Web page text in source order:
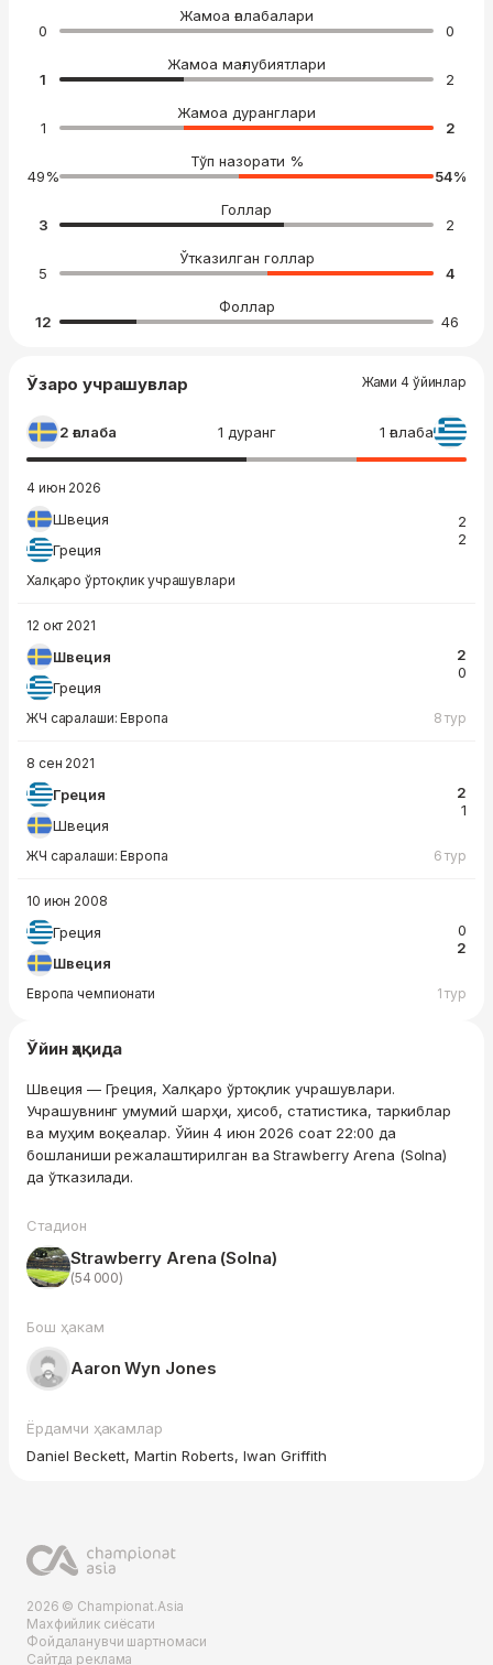
Жамоа ғалабалари
0
0
Жамоа мағлубиятлари
1
2
Жамоа дуранглари
1
2
Тўп назорати %
49% 54%
Голлар
3
2
Ўтказилган голлар
5
4
Фоллар
12
46
Ўзаро учрашувлар Жами 4 ўйинлар
2 ғалаба 1 дуранг 1 ғалаба
4 июн 2026
Швеция
Греция
2
2
Халқаро ўртоқлик учрашувлари
12 окт 2021
Швеция
Греция
2
0
ЖЧ саралаши: Европа 8 тур
8 сен 2021
Греция
Швеция
2
1
ЖЧ саралаши: Европа 6 тур
10 июн 2008
Греция
Швеция
0
2
Европа чемпионати 1 тур
Ўйин ҳақида
Швеция — Греция, Халқаро ўртоқлик учрашувлари.
Учрашувнинг умумий шарҳи, ҳисоб, статистика, таркиблар
ва муҳим воқеалар. Ўйин 4 июн 2026 соат 22:00 да
бошланиши режалаштирилган ва Strawberry Arena (Solna)
да ўтказилади.
Стадион
Strawberry Arena (Solna)
(54 000)
Бош ҳакам
Aaron Wyn Jones
Ёрдамчи ҳакамлар
Daniel Beckett, Martin Roberts, Iwan Griffith
2026 © Championat.Asia
Махфийлик сиёсати
Фойдаланувчи шартномаси
Сайтда реклама